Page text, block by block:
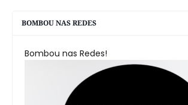
BOMBOU NAS REDES
Bombou nas Redes!